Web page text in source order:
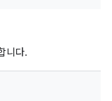
니다.